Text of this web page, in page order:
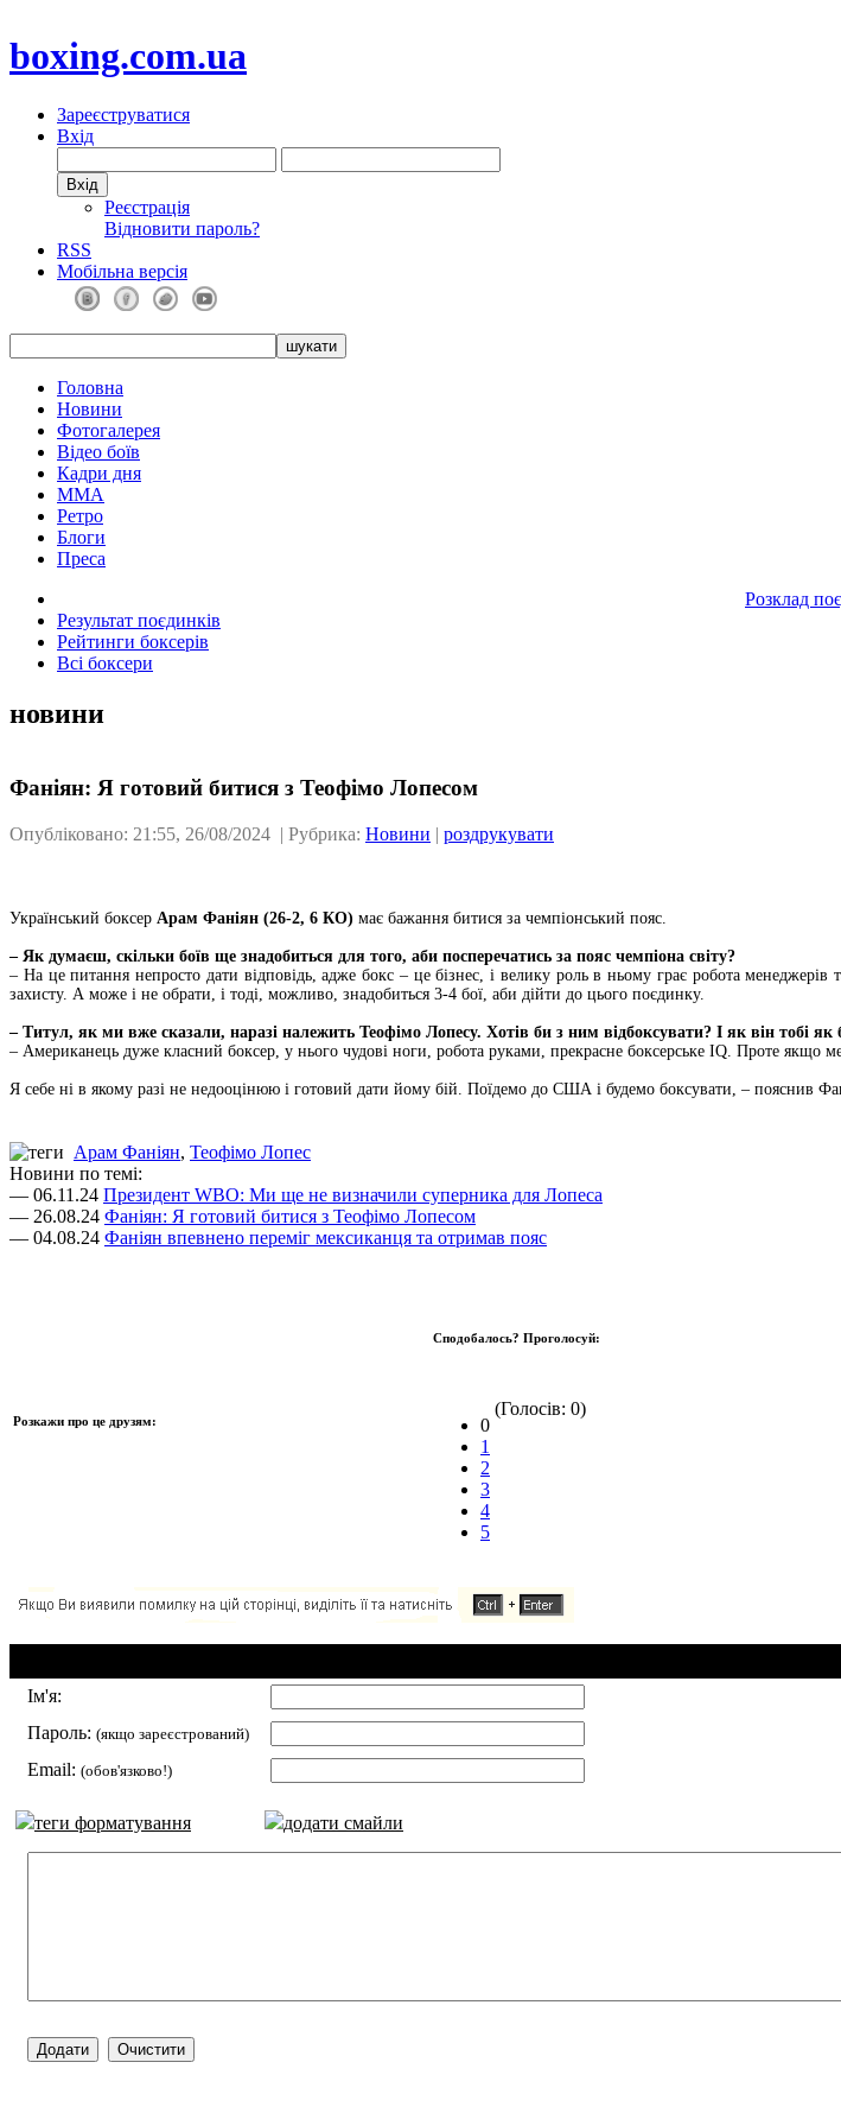
boxing.com.ua
Зареєструватися
Вхід
Реєстрація
Відновити пароль?
RSS
Мобільна версія
Головна
Новини
Фотогалерея
Відео боїв
Кадри дня
ММА
Ретро
Блоги
Преса
Розклад
Результат поєдинків
Рейтинги боксерів
Всі боксери
новини
Фаніян: Я готовий битися з Теофімо Лопесом
Опубліковано: 21:55, 26/08/2024 | Рубрика: Новини | роздрукувати
Український боксер Арам Фаніян (26-2, 6 КО) має бажання битися за чемпіонський пояс.
– Як думаєш, скільки боїв ще знадобиться для того, аби посперечатись за пояс чемпіона світу?
– На це питання непросто дати відповідь, адже бокс – це бізнес, і велику роль в ньому грає робота
захисту. А може і не обрати, і тоді, можливо, знадобиться 3-4 бої, аби дійти до цього поєдинку.
– Титул, як ми вже сказали, наразі належить Теофімо Лопесу. Хотів би з ним відбоксувати? І як він тобі як
– Американець дуже класний боксер, у нього чудові ноги, робота руками, прекрасне боксерське IQ. Проте якщо
Я себе ні в якому разі не недооцінюю і готовий дати йому бій. Поїдемо до США і будемо боксувати, – пояснив
Арам Фаніян, Теофімо Лопес
Новини по темі:
— 06.11.24 Президент WBO: Ми ще не визначили суперника для Лопеса
— 26.08.24 Фаніян: Я готовий битися з Теофімо Лопесом
— 04.08.24 Фаніян впевнено переміг мексиканця та отримав пояс
Розкажи про це друзям:
Сподобалось? Проголосуй:
0
1
2
3
4
5
(Голосів: 0)
Ім'я:
Пароль: (якщо зареєстрований)
Email: (обов'язково!)
теги форматування додати смайли